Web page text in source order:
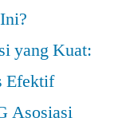
yang Kuat:
Efektif
Asosiasi